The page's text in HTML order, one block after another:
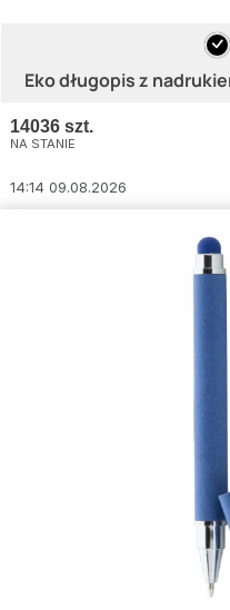
Eko długopis z
14036 szt.
NA STANIE
14:14 09.08.2026